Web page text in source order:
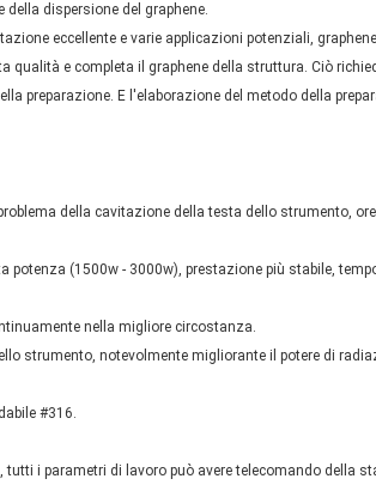
dispersione del graphene.
eccellente e varie applicazioni potenziali,
qualità e completa il graphene della struttura. Ciò
preparazione. E l'elaborazione del metodo della
della cavitazione della testa dello strumento,
potenza (1500w - 3000w), prestazione più stabile,
nella migliore circostanza.
strumento, notevolmente migliorante il potere di
#316.
tutti i parametri di lavoro può avere telecomando della